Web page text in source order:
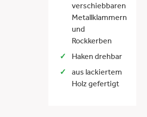
verschiebbaren
Metallklammern
und
Rockkerben
Haken drehbar
aus lackiertem
Holz gefertigt